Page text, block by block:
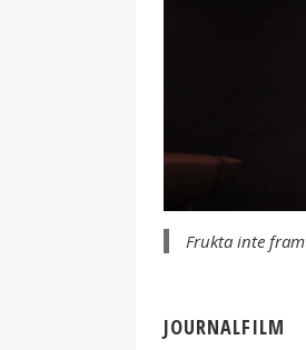
Frukta inte
JOURNALFILM